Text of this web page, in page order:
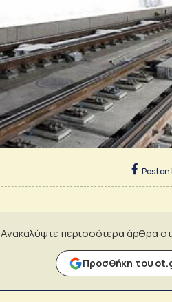
Post
Ανακαλύψτε περισσότερα άρθρα
Προσθήκη του